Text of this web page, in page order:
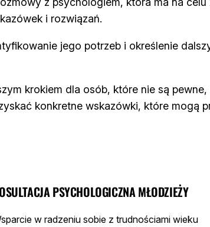
i rozwiązań.
jego potrzeb i określenie
krokiem dla osób, które nie są
konkretne wskazówki, które mogą
PSYCHOLOGICZNA MŁODZIEŻY
w radzeniu sobie z trudnościami wieku